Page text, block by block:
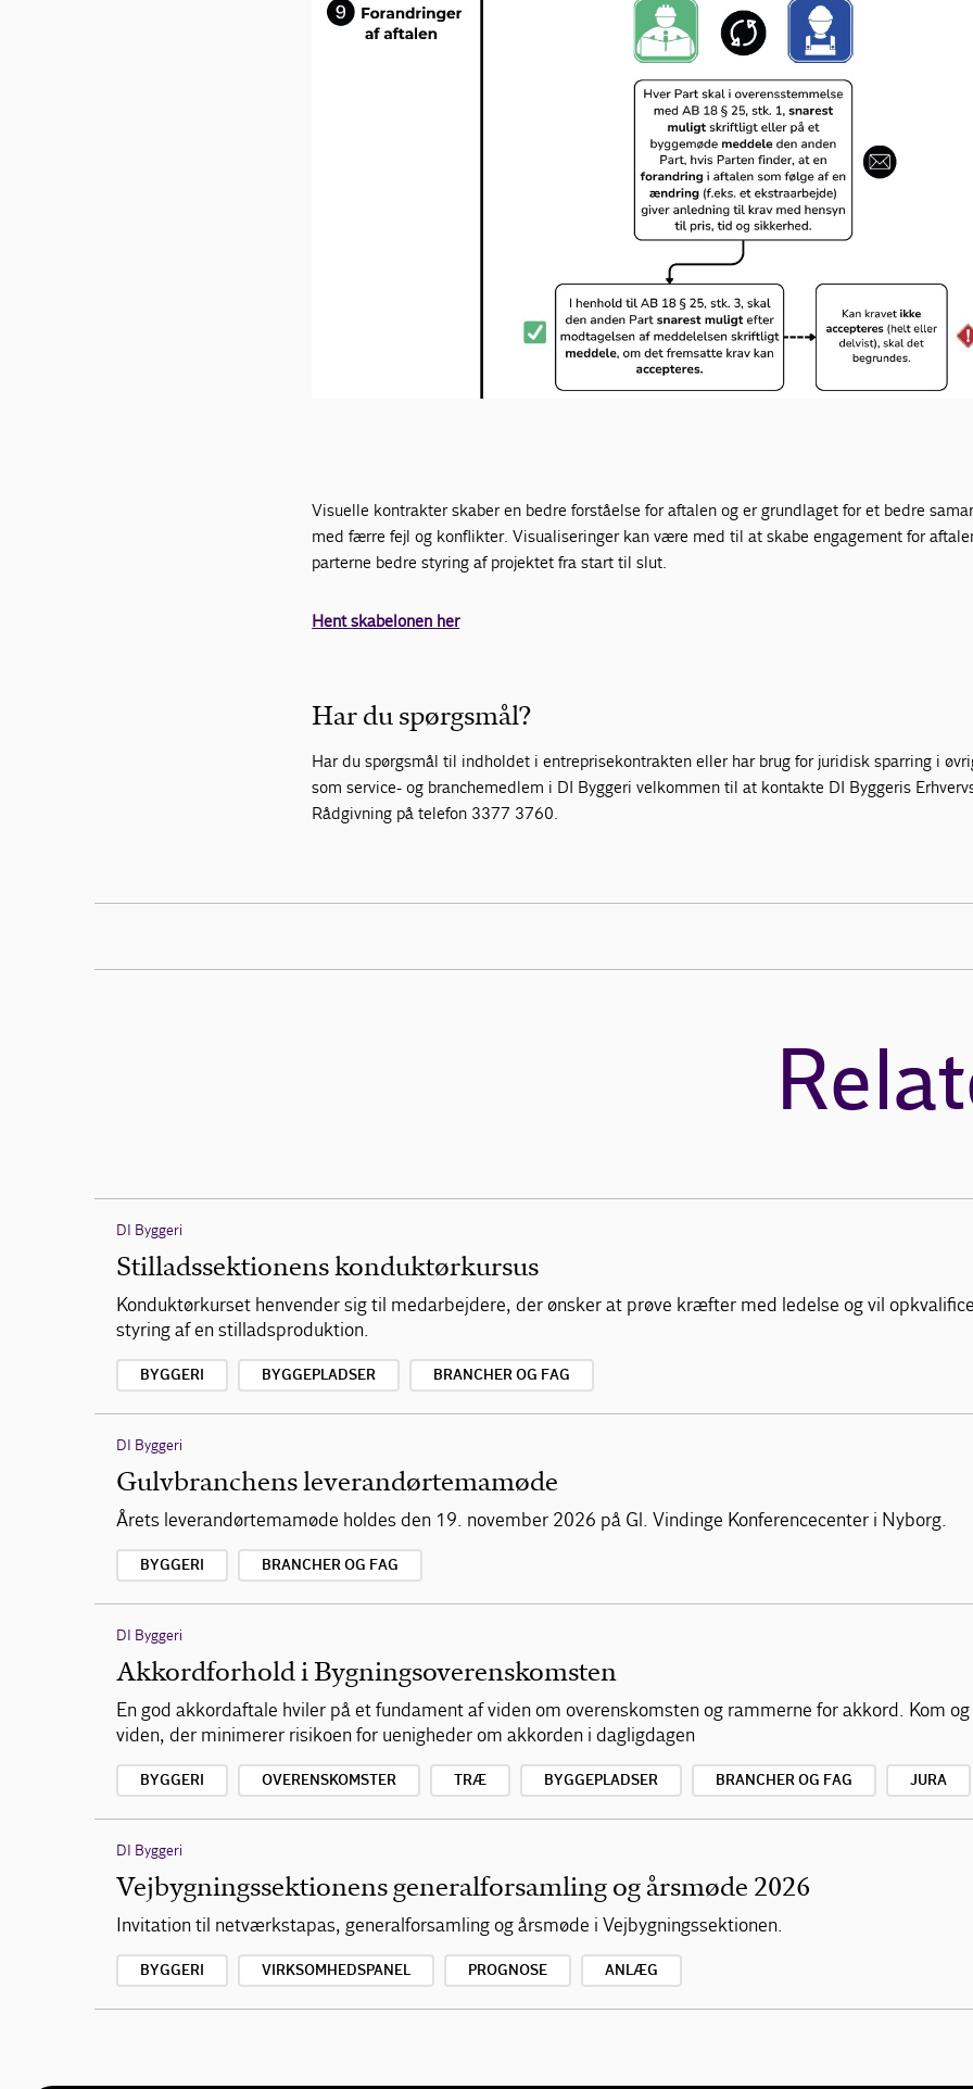
Visuelle kontrakter skaber en bedre forståelse for aftalen og er grundlaget for et bedre
med færre fejl og konflikter. Visualiseringer kan være med til at skabe engagement for
parterne bedre styring af projektet fra start til slut.
Hent skabelonen her
Har du spørgsmål?
Har du spørgsmål til indholdet i entreprisekontrakten eller har brug for juridisk sparring i
som service- og branchemedlem i DI Byggeri velkommen til at kontakte DI Byggeris
Rådgivning på telefon 3377 3760.
DI Byggeri
Stilladssektionens konduktørkursus
Konduktørkurset henvender sig til medarbejdere, der ønsker at prøve kræfter med ledelse og vil
styring af en stilladsproduktion.
BYGGERI BYGGEPLADSER BRANCHER OG FAG
DI Byggeri
Gulvbranchens leverandørtemamøde
Årets leverandørtemamøde holdes den 19. november 2026 på Gl. Vindinge Konferencecenter i Nyborg.
BYGGERI BRANCHER OG FAG
DI Byggeri
Akkordforhold i Bygningsoverenskomsten
En god akkordaftale hviler på et fundament af viden om overenskomsten og rammerne for akkord. Kom
viden, der minimerer risikoen for uenigheder om akkorden i dagligdagen
BYGGERI OVERENSKOMSTER TRÆ BYGGEPLADSER BRANCHER OG FAG JURA
DI Byggeri
Vejbygningssektionens generalforsamling og årsmøde 2026
Invitation til netværkstapas, generalforsamling og årsmøde i Vejbygningssektionen.
BYGGERI VIRKSOMHEDSPANEL PROGNOSE ANLÆG